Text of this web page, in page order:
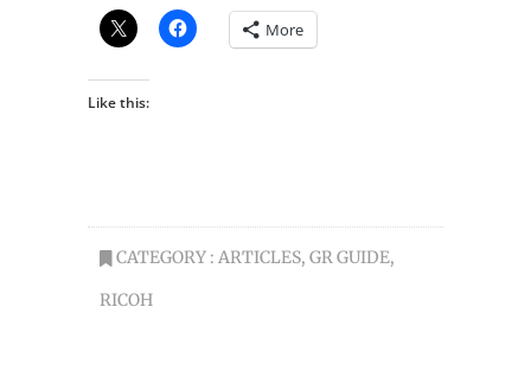
More
Like this:
CATEGORY : ARTICLES, GR GUIDE,
RICOH